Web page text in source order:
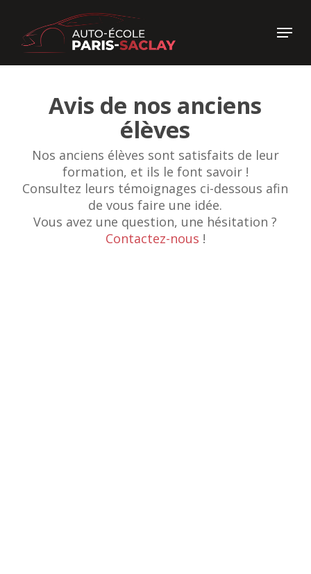
main
content
Menu
Avis de nos anciens
élèves
Nos anciens élèves sont satisfaits de leur
formation, et ils le font savoir !
Consultez leurs témoignages ci-dessous afin
de vous faire une idée.
Vous avez une question, une hésitation ?
Contactez-nous !
Close